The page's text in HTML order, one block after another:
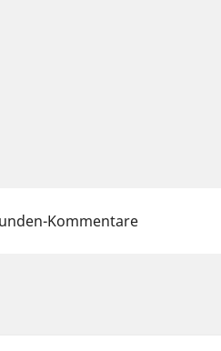
Kommentare